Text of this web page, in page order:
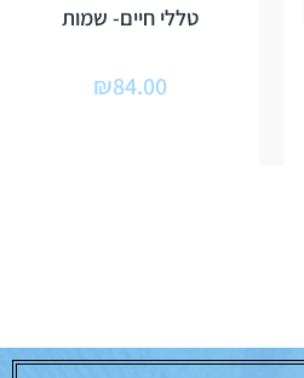
טללי חיים- שמות
₪84.00